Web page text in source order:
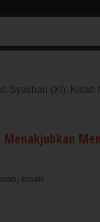
Syakban (XI): Kisah
Menakjubkan